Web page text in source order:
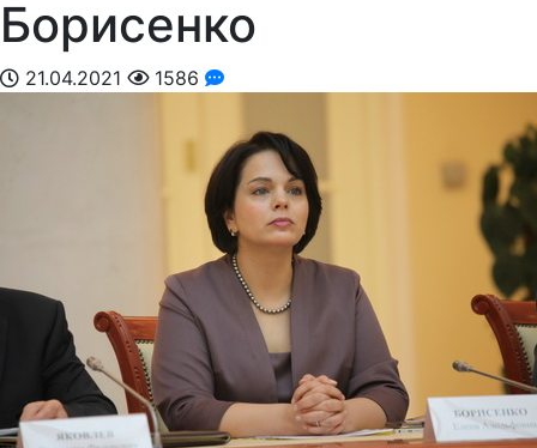
Борисенко
21.04.2021 1586